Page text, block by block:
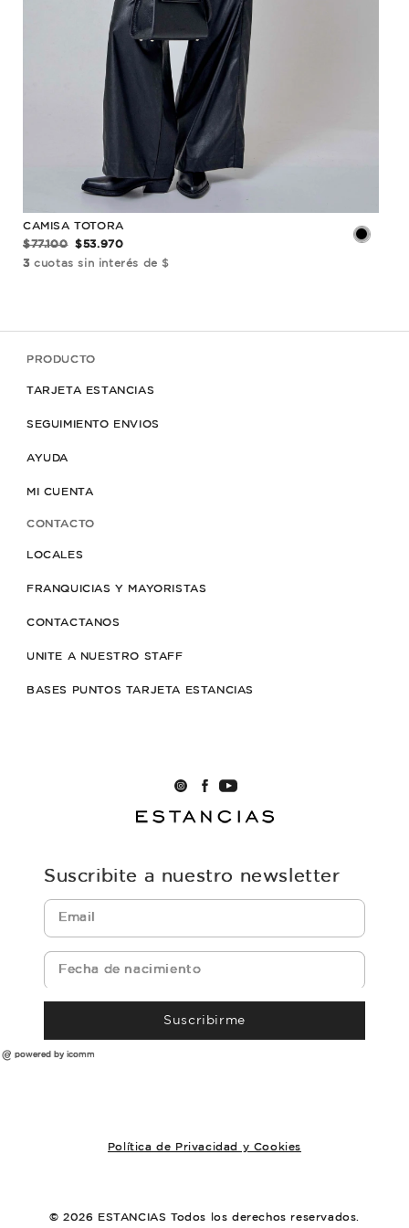
CAMISA TOTORA
$77.100
$53.970
3 cuotas sin interés de $
PRODUCTO
TARJETA ESTANCIAS
SEGUIMIENTO ENVIOS
AYUDA
MI CUENTA
CONTACTO
LOCALES
FRANQUICIAS Y MAYORISTAS
CONTACTANOS
UNITE A NUESTRO STAFF
BASES PUNTOS TARJETA ESTANCIAS
Suscribite a nuestro newsletter
Suscribirme
powered by icomm
Política de Privacidad y Cookies
© 2026 ESTANCIAS Todos los derechos reservados.